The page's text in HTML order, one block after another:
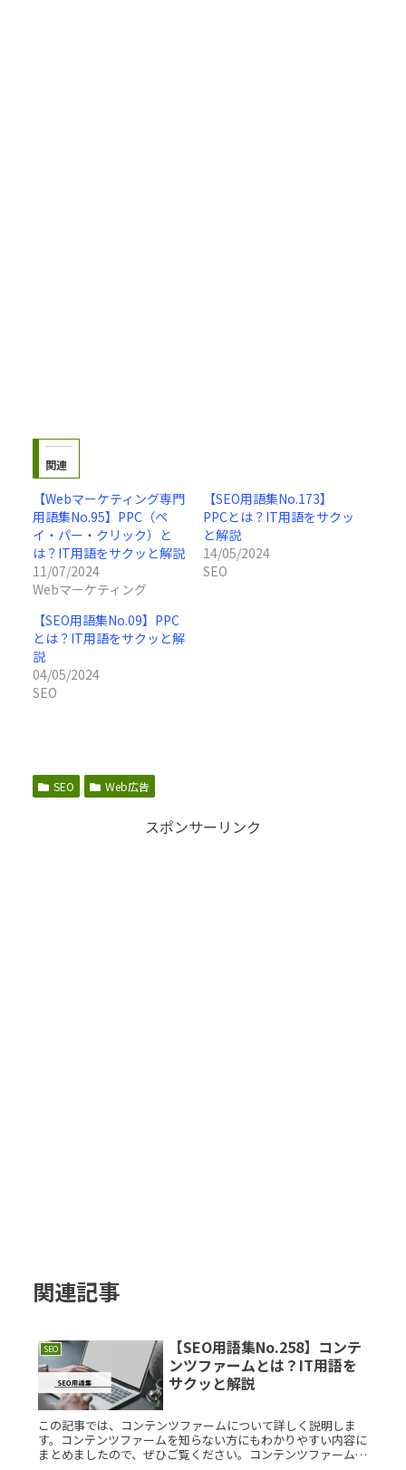
関連
【Webマーケティング専門
用語集No.95】PPC（ペ
イ・パー・クリック）と
は？IT用語をサクッと解説
11/07/2024
Webマーケティング
【SEO用語集No.173】
PPCとは？IT用語をサクッ
と解説
14/05/2024
SEO
【SEO用語集No.09】PPC
とは？IT用語をサクッと解
説
04/05/2024
SEO
SEO Web広告
スポンサーリンク
関連記事
SEO
【SEO用語集No.258】コンテ
ンツファームとは？IT用語を
サクッと解説
この記事では、コンテンツファームについて詳しく説明しま
す。コンテンツファームを知らない方にもわかりやすい内容に
まとめましたので、ぜひご覧ください。コンテンツファームと